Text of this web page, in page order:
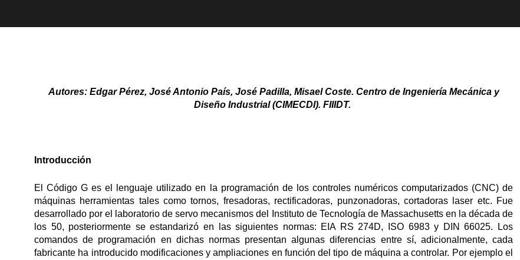
Autores: Edgar Pérez, José Antonio País, José Padilla, Misael Coste. Centro de Ingeniería Mecánica y
Diseño Industrial (CIMECDI). FIIIDT.
Introducción
El Código G es el lenguaje utilizado en la programación de los controles numéricos computarizados (CNC) de
máquinas herramientas tales como tornos, fresadoras, rectificadoras, punzonadoras, cortadoras laser etc. Fue
desarrollado por el laboratorio de servo mecanismos del Instituto de Tecnología de Massachusetts en la década de
los 50, posteriormente se estandarizó en las siguientes normas: EIA RS 274D, ISO 6983 y DIN 66025. Los
comandos de programación en dichas normas presentan algunas diferencias entre sí, adicionalmente, cada
fabricante ha introducido modificaciones y ampliaciones en función del tipo de máquina a controlar. Por ejemplo el